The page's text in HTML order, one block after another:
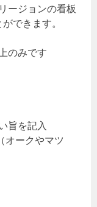
ージョンの看板
できます。
のみです
旨を記入
オークやマツ